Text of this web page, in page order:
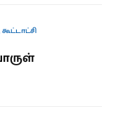
கூட்டாட்சி